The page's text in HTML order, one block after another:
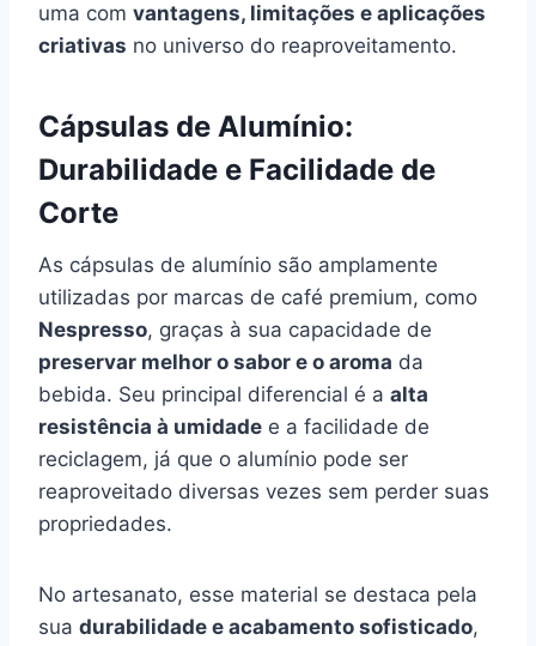
uma com vantagens, limitações e aplicações
criativas no universo do reaproveitamento.
Cápsulas de Alumínio:
Durabilidade e Facilidade de
Corte
As cápsulas de alumínio são amplamente
utilizadas por marcas de café premium, como
Nespresso, graças à sua capacidade de
preservar melhor o sabor e o aroma da
bebida. Seu principal diferencial é a alta
resistência à umidade e a facilidade de
reciclagem, já que o alumínio pode ser
reaproveitado diversas vezes sem perder suas
propriedades.
No artesanato, esse material se destaca pela
sua durabilidade e acabamento sofisticado,